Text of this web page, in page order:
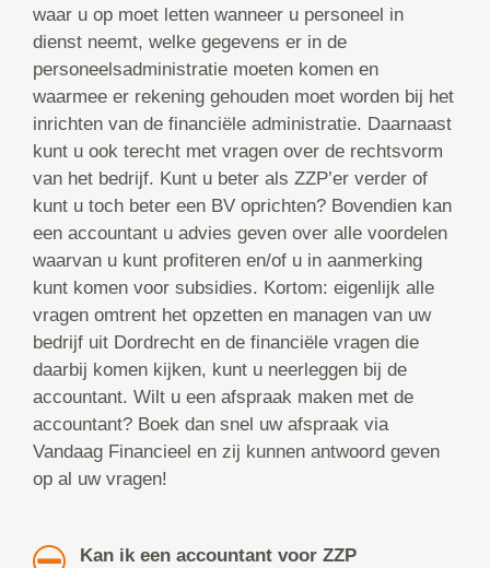
waar u op moet letten wanneer u personeel in
dienst neemt, welke gegevens er in de
personeelsadministratie moeten komen en
waarmee er rekening gehouden moet worden bij het
inrichten van de financiële administratie. Daarnaast
kunt u ook terecht met vragen over de rechtsvorm
van het bedrijf. Kunt u beter als ZZP’er verder of
kunt u toch beter een BV oprichten? Bovendien kan
een accountant u advies geven over alle voordelen
waarvan u kunt profiteren en/of u in aanmerking
kunt komen voor subsidies. Kortom: eigenlijk alle
vragen omtrent het opzetten en managen van uw
bedrijf uit Dordrecht en de financiële vragen die
daarbij komen kijken, kunt u neerleggen bij de
accountant. Wilt u een afspraak maken met de
accountant? Boek dan snel uw afspraak via
Vandaag Financieel en zij kunnen antwoord geven
op al uw vragen!
Kan ik een accountant voor ZZP